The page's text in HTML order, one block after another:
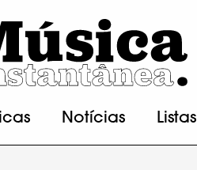
Notícias Listas